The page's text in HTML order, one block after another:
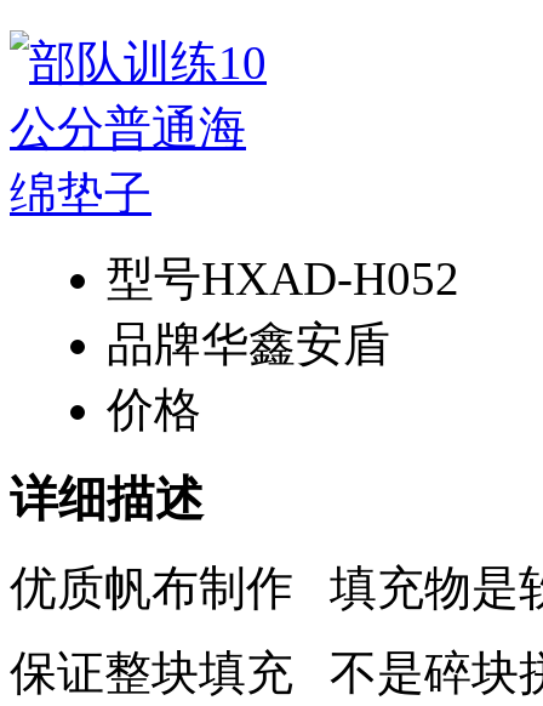
型号HXAD-H052
品牌华鑫安盾
价格
详细描述
优质帆布制作 填充物是
保证整块填充 不是碎块